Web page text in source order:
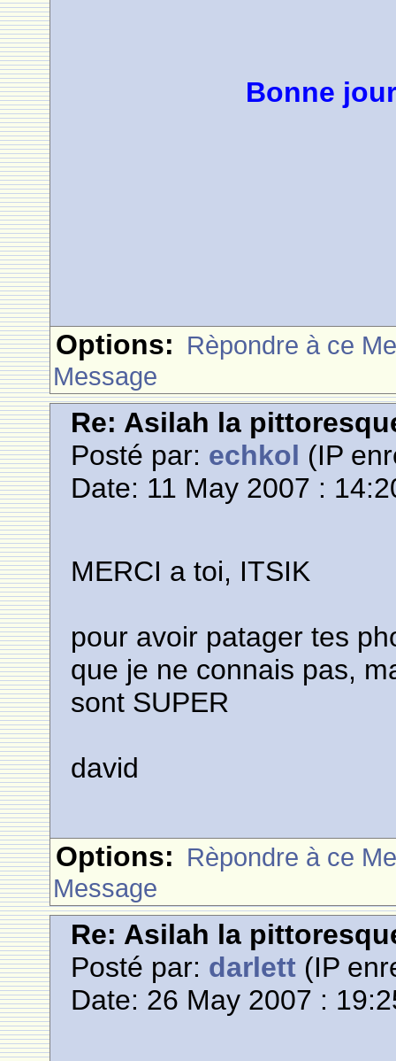
Bonne
Options: Rèpondre à ce
Message
Re: Asilah la
Posté par: echkol (IP
Date: 11 May 2007 :
MERCI a toi, ITSIK
pour avoir patager tes
que je ne connais pas,
sont SUPER
david
Options: Rèpondre à ce
Message
Re: Asilah la
Posté par: darlett (IP
Date: 26 May 2007 :